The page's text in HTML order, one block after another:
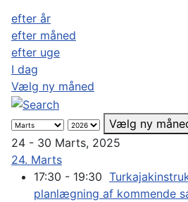
efter år
efter måned
efter uge
I dag
Vælg ny måned
Vælg ny
24 - 30 Marts, 2025
24. Marts
17:30 - 19:30
planlægning af kommende